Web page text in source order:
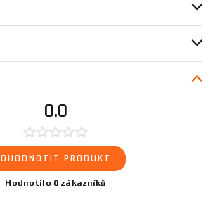
0.0
OHODNOTIT PRODUKT
Hodnotilo 0 zákazníků